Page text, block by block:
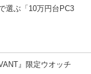
選ぶ「10万円台PC3
』限定ウオッチ